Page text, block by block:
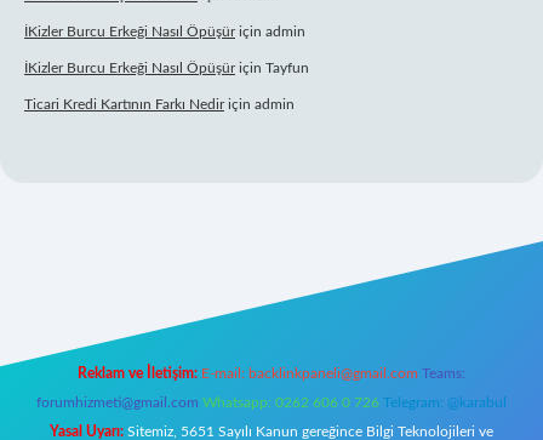
İKizler Burcu Erkeği Nasıl Öpüşüriçin admin
İKizler Burcu Erkeği Nasıl Öpüşüriçin Tayfun
Ticari Kredi Kartının Farkı Nediriçin admin
Reklam ve İletişim: E-mail: backlinkpaneli@gmail.com Teams:
forumhizmeti@gmail.com Whatsapp: 0262 606 0 726 Telegram: @karabul
Yasal Uyarı: Sitemiz, 5651 Sayılı Kanun gereğince Bilgi Teknolojileri ve